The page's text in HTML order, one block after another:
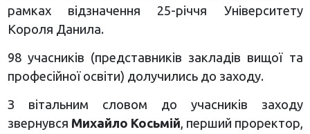
рамках відзначення 25-річчя Університету
Короля Данила.
98 учасників (представників закладів вищої та
професійної освіти) долучились до заходу.
З вітальним словом до учасників заходу
звернувся Михайло Косьмій, перший проректор,